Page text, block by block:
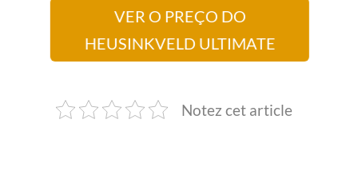
VER O PREÇO DO
HEUSINKVELD ULTIMATE
Notez cet article